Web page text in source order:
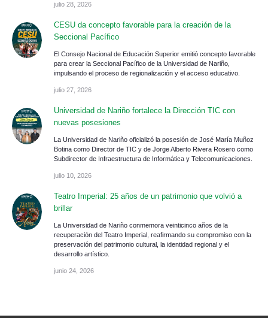
julio 28, 2026
CESU da concepto favorable para la creación de la
Seccional Pacífico
El Consejo Nacional de Educación Superior emitió concepto favorable
para crear la Seccional Pacífico de la Universidad de Nariño,
impulsando el proceso de regionalización y el acceso educativo.
julio 27, 2026
Universidad de Nariño fortalece la Dirección TIC con
nuevas posesiones
La Universidad de Nariño oficializó la posesión de José María Muñoz
Botina como Director de TIC y de Jorge Alberto Rivera Rosero como
Subdirector de Infraestructura de Informática y Telecomunicaciones.
julio 10, 2026
Teatro Imperial: 25 años de un patrimonio que volvió a
brillar
La Universidad de Nariño conmemora veinticinco años de la
recuperación del Teatro Imperial, reafirmando su compromiso con la
preservación del patrimonio cultural, la identidad regional y el
desarrollo artístico.
junio 24, 2026